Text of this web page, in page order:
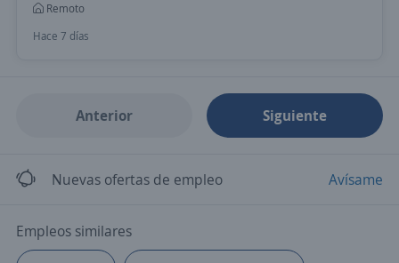
Remoto
Hace 7 días
Anterior Siguiente
Nuevas ofertas de empleo Avísame
Empleos similares